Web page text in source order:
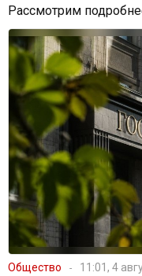
Рассмотрим
Общество 11:01, 4